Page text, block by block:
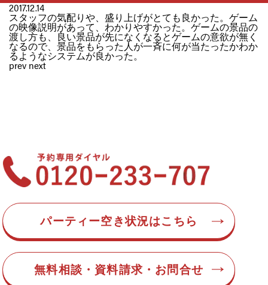
2017.12.14
スタッフの気配りや、盛り上げがとても良かった。ゲーム
の映像説明があって、わかりやすかった。ゲームの景品の
渡し方も、良い景品が先になくなるとゲームの意欲が無く
なるので、景品をもらった人が一斉に何が当たったかわか
るようなシステムが良かった。
prev next
パーティー空き状況はこちら
無料相談・資料請求・お問合せ